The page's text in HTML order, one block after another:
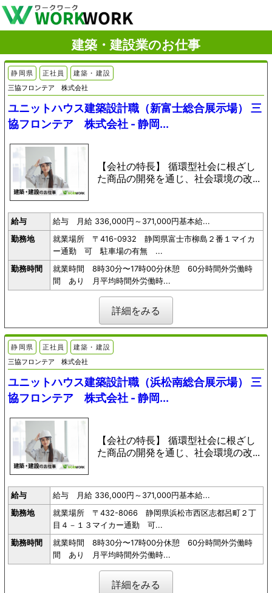
建築・建設業のお仕事
静岡県 正社員
建築・建設
三協フロンテア 株式会社
ユニットハウス建築設計職（新富士総合展示場） 三
協フロンテア 株式会社 - 静岡...
【会社の特長】 循環型社会に根ざし
た商品の開発を通じ、社会環境の改...
給与
給与 月給 336,000円～371,000円基本給...
勤務地
就業場所 〒416-0932 静岡県富士市柳島２番１マイカ
ー通勤 可 駐車場の有無 ...
勤務時間
就業時間 8時30分〜17時00分休憩 60分時間外労働時
間 あり 月平均時間外労働時...
詳細をみる
静岡県 正社員
建築・建設
三協フロンテア 株式会社
ユニットハウス建築設計職（浜松南総合展示場） 三
協フロンテア 株式会社 - 静岡...
【会社の特長】 循環型社会に根ざし
た商品の開発を通じ、社会環境の改...
給与
給与 月給 336,000円～371,000円基本給...
勤務地
就業場所 〒432-8066 静岡県浜松市西区志都呂町２丁
目４－１３マイカー通勤 可...
勤務時間
就業時間 8時30分〜17時00分休憩 60分時間外労働時
間 あり 月平均時間外労働時...
詳細をみる